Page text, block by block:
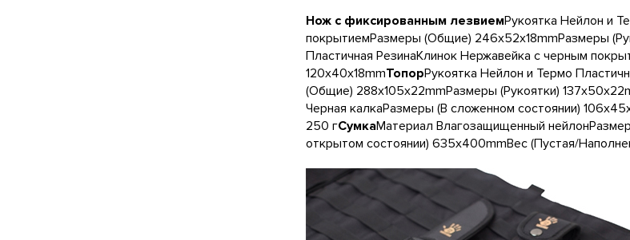
Нож с фиксированным лезвиемРукоятка Нейлон и
покрытиемРазмеры (Общие) 246x52x18mmРазмеры
Пластичная РезинаКлинок Нержавейка с черным
120x40x18mmТопорРукоятка Нейлон и Термо
(Общие) 288x105x22mmРазмеры (Рукоятки)
Черная калкаРазмеры (В сложенном состоянии)
250 гСумкаМатериал Влагозащищенный
открытом состоянии) 635x400mmВес (Пустая/